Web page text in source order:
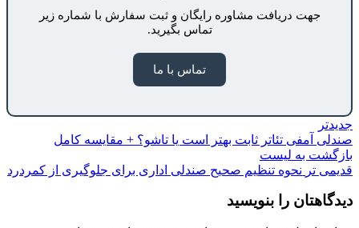
جهت دریافت مشاوره رایگان و ثبت سفارش با شماره زیر
تماس بگیرید.
تماس با ما
جدیدتر
صندلی آمفی تئاتر ثابت بهتر است یا تاشو؟ + مقایسه کامل
بازگشت به لیست
قدیمی تر نحوه تنظیم صحیح صندلی اداری برای جلوگیری از کمردرد
دیدگاهتان را بنویسید